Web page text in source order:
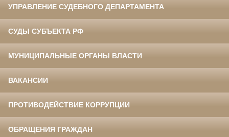
УПРАВЛЕНИЕ СУДЕБНОГО ДЕПАРТАМЕНТА
СУДЫ СУБЪЕКТА РФ
МУНИЦИПАЛЬНЫЕ ОРГАНЫ ВЛАСТИ
ВАКАНСИИ
ПРОТИВОДЕЙСТВИЕ КОРРУПЦИИ
ОБРАЩЕНИЯ ГРАЖДАН